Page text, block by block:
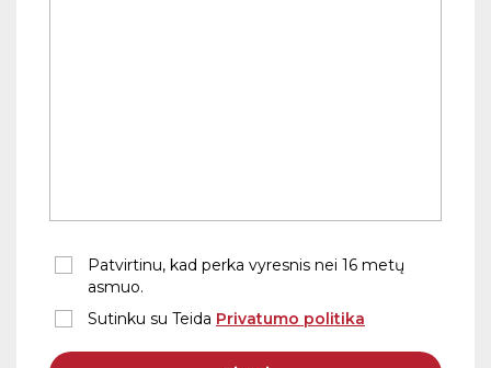
Patvirtinu, kad perka vyresnis nei 16 metų
asmuo.
Sutinku su Teida Privatumo politika